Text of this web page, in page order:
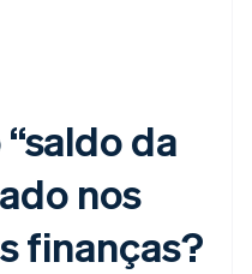
da
nos
finanças?